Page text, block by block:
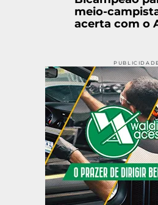
meio-
acerta com o
PUBLICIDADE